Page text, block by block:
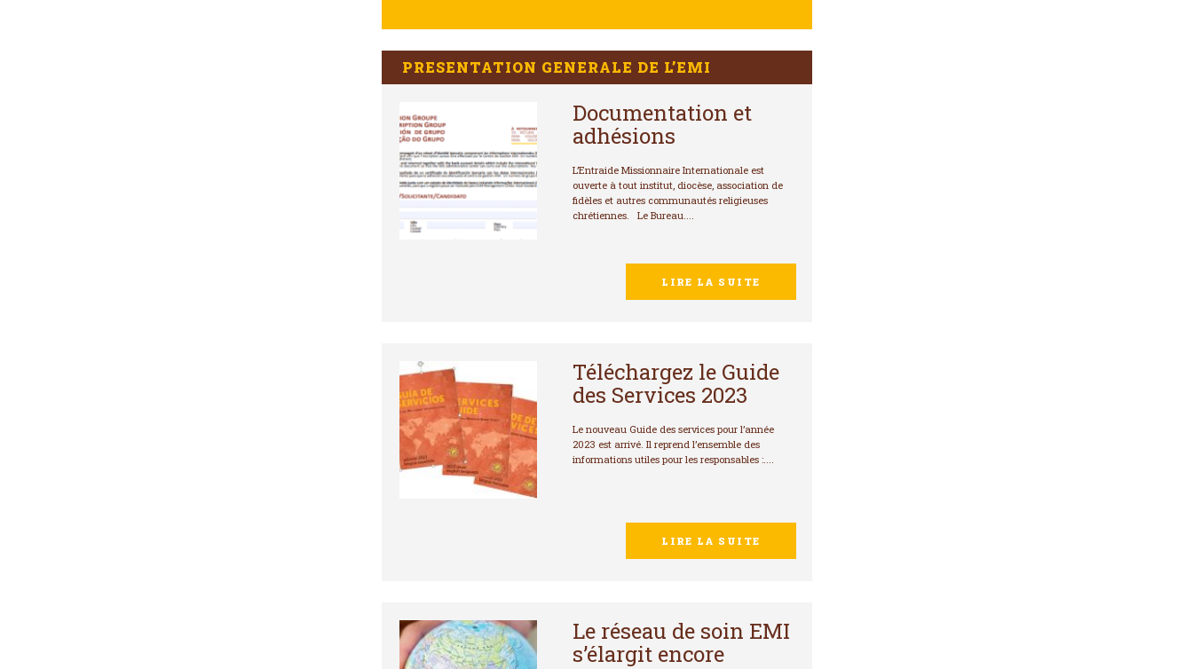
PRESENTATION GENERALE DE L’EMI
Documentation et
adhésions
L’Entraide Missionnaire Internationale est
ouverte à tout institut, diocèse, association de
fidèles et autres communautés religieuses
chrétiennes. Le Bureau....
LIRE LA SUITE
Téléchargez le Guide
des Services 2023
Le nouveau Guide des services pour l’année
2023 est arrivé. Il reprend l’ensemble des
informations utiles pour les responsables :....
LIRE LA SUITE
Le réseau de soin EMI
s’élargit encore